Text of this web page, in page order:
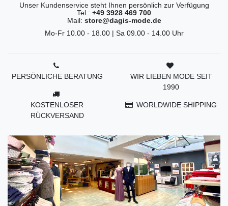
Unser Kundenservice steht Ihnen persönlich zur Verfügung
Tel.: +49 3928 469 700
Mail: store@dagis-mode.de
Mo-Fr 10.00 - 18.00 | Sa 09.00 - 14.00 Uhr
PERSÖNLICHE BERATUNG
KOSTENLOSER
RÜCKVERSAND
WIR LIEBEN MODE SEIT
1990
WORLDWIDE SHIPPING